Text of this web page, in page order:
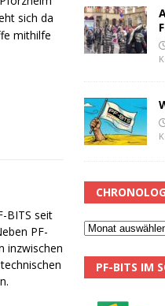
sich da
mithilfe
BITS seit
PF-
inzwischen
PF-BITS IM